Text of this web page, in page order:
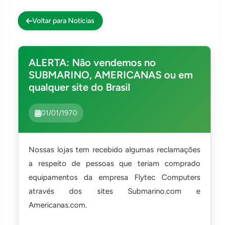
Impressoras
Onu Epon
Onu-Gpon-Gpon
Ont-Xpon
Huawei
Vga
Voip
Ferramentas-Tools
Voltar para Notícias
ALERTA: Não vendemos no
SUBMARINO, AMERICANAS ou em
qualquer site do Brasil
01/01/1970
Nossas lojas tem recebido algumas reclamações
a respeito de pessoas que teriam comprado
equipamentos da empresa Flytec Computers
através dos sites Submarino.com e
Americanas.com.